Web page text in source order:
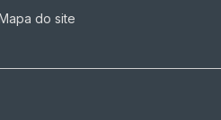
do site